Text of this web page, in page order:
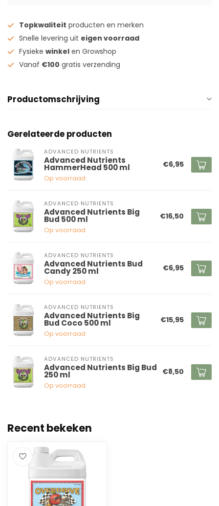
Topkwaliteit producten en merken
Snelle levering uit eigen voorraad
Fysieke winkel en Growshop
Vanaf €100 gratis verzending
Productomschrijving
Gerelateerde producten
ADVANCED NUTRIENTS
Advanced Nutrients
HammerHead 500 ml
Op voorraad
€6,95
ADVANCED NUTRIENTS
Advanced Nutrients Big
Bud 500 ml
Op voorraad
€16,50
ADVANCED NUTRIENTS
Advanced Nutrients Bud
Candy 250 ml
Op voorraad
€6,95
ADVANCED NUTRIENTS
Advanced Nutrients Big
Bud Coco 500 ml
Op voorraad
€15,95
ADVANCED NUTRIENTS
Advanced Nutrients Big Bud
250 ml
Op voorraad
€8,50
Recent bekeken